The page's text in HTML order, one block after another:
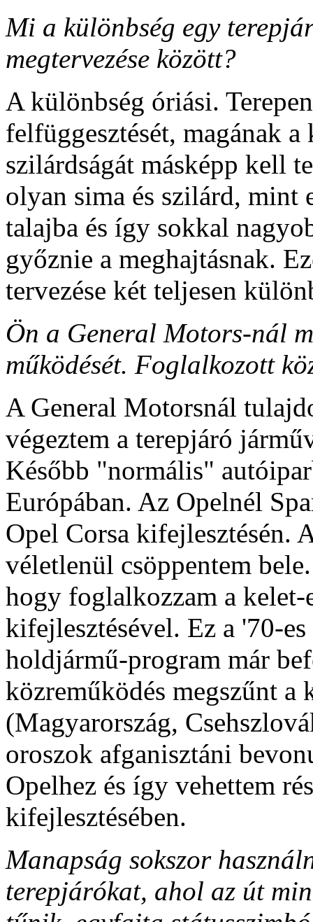
Mi a különbség egy
megtervezése között?
A különbség óriási.
felfüggesztését, magának a
szilárdságát másképp kell
olyan sima és szilárd, mint
talajba és így sokkal
győznie a meghajtásnak.
tervezése két teljesen
Ön a General Motors-nál
működését. Foglalkozott
A General Motorsnál
végeztem a terepjáró
Később "normális"
Európában. Az Opelnél
Opel Corsa kifejlesztésén.
véletlenül csöppentem
hogy foglalkozzam a
kifejlesztésével. Ez a '70-
holdjármű-program már
közreműködés megszűnt a
(Magyarország,
oroszok afganisztáni
Opelhez és így vehettem
kifejlesztésében.
Manapság sokszor
terepjárókat, ahol az út